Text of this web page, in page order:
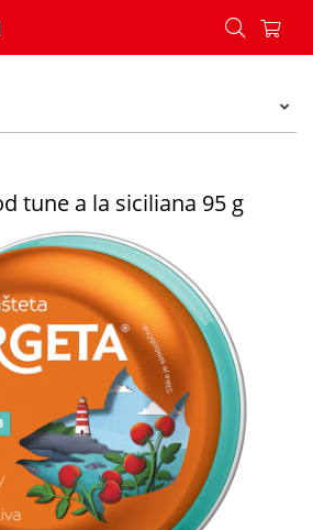
Pašteta od tune a la siciliana 95 g -
tune a la siciliana 95 g